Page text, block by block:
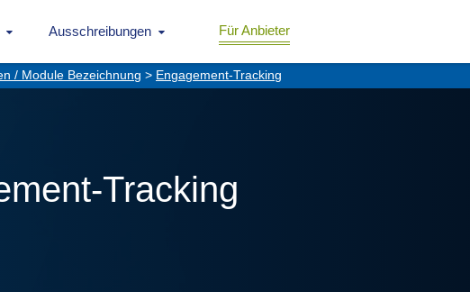
Ausschreibungen Für Anbieter
/ Module Bezeichnung > Engagement-Tracking
Tracking